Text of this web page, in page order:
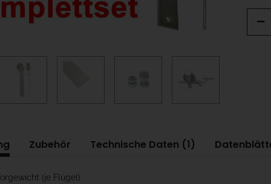
Zubehör Technische Daten (1)
(je Flügel)